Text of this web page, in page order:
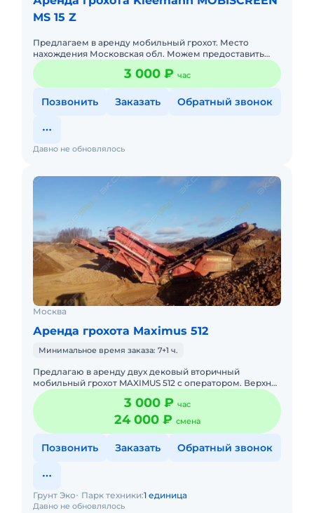
MS 15 Z
Предлагаем в аренду мобильный грохот. Место
нахождения Московская обл. Можем предоставить
комплекс грохот, экскаватор 330 и погрузчик 3 куба,
стоимость комплекс3 000 ₽ час
Позвонить Заказать Обратный звонок
Давно не обновлялось
Москва
Аренда грохота Maximus 512
Минимальное время заказа: 7+1 ч.
Предлагаю в аренду двух дековый вторичный
мобильный грохот MAXIMUS 512 с оператором. Верхняя
дека 3660х1525 мм Нижняя дека 3140х1525 мм
Производительность 303 000 ₽ час
24 000 ₽ смена
Позвонить Заказать Обратный звонок
Давно не обновлялось
Грунт Эко Парк техники:1 единица